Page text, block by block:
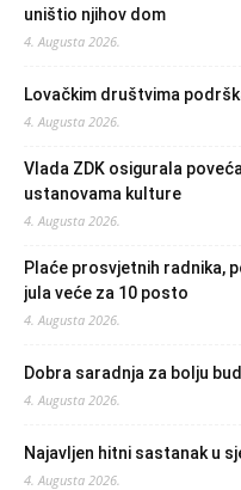
uništio njihov dom
4. Augusta 2026.
Lovačkim društvima
4. Augusta 2026.
Vlada ZDK osigurala
ustanovama kulture
4. Augusta 2026.
Plaće prosvjetnih radnika,
jula veće za 10 posto
4. Augusta 2026.
Dobra saradnja za bolju
4. Augusta 2026.
Najavljen hitni sastanak u
4. Augusta 2026.